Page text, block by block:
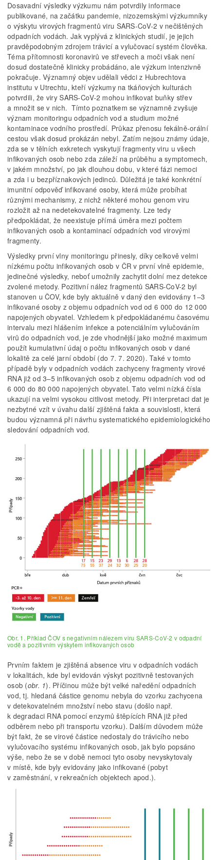
Dosavadní výsledky výzkumu nám potvrdily informace
publikované, na začátku pandemie, nizozemskými výzkumníky
o výskytu virových fragmentů viru SARS-CoV-2 v nečištěných
odpadních vodách. Jak vyplývá z klinických studií, je jejich
pravděpodobným zdrojem trávicí a vylučovací systém člověka.
Téma přítomnosti koronavirů ve střevech a moči však není
dosud dostatečně klinicky probádáno, ale výzkum intenzivně
pokračuje. Významný objev udělali vědci z Hubrechtova
institutu v Utrechtu, kteří výzkumy na tkáňových kulturách
potvrdili, že viry SARS-CoV-2 mohou infikovat buňky střev
a množit se v nich. Tímto poznatkem se významně zvyšuje
význam monitoringu odpadních vod a studium možné
kontaminace vodního prostředí. Průkaz přenosu fekálně-orální
cestou však dosud prokázán nebyl. Zatím nejsou známy údaje,
zda se v tělních exkretech vyskytují fragmenty viru u všech
infikovaných osob nebo zda záleží na průběhu a symptomech,
v jakém množství, po jak dlouhou dobu, v které fázi nemoci
a zda i u bezpříznakových jedinců. Důležitá je také konkrétní
imunitní odpověď infikované osoby, která může probíhat
různými mechanismy, z nichž některé mohou genom viru
rozložit až na nedetekovatelné fragmenty. Lze tedy
předpokládat, že neexistuje přímá úměra mezi počtem
infikovaných osob a kontaminací odpadních vod virovými
fragmenty.
Výsledky první vlny monitoringu přinesly, díky celkově velmi
nízkému počtu infikovaných osob v ČR v první vlně epidemie,
jedinečné výsledky, neboť umožnily zachytit dolní mez detekce
zvolené metody. Pozitivní nález fragmentů SARS-CoV-2 byl
stanoven u ČOV, kde byly aktuálně v daný den evidovány 1–3
infikované osoby z objemu odpadních vod od 6 000 do 12 000
napojených obyvatel. Vzhledem k předpokládanému časovému
intervalu mezi hlášením infekce a potenciálním vylučováním
virů do odpadních vod, je zde vhodnější jako možné maximum
použít kumulativní údaj o počtu infikovaných osob v dané
lokalitě za celé jarní období (do 7. 7. 2020). Také v tomto
případě byly v odpadních vodách zachyceny fragmenty virové
RNA již od 3–5 infikovaných osob z objemu odpadních vod od
6 000 do 80 000 napojených obyvatel. Tato velmi nízká čísla
ukazují na velmi vysokou citlivost metody. Při interpretaci dat je
nezbytné vzít v úvahu další zjištěná fakta a souvislosti, která
budou významná při návrhu systematického epidemiologického
sledování odpadních vod.
Obr. 1. Příklad ČOV s negativním nálezem viru SARS-CoV-2 v odpadní
vodě a pozitivním výskytem infikovaných osob
Prvním faktem je zjištěná absence viru v odpadních vodách
v lokalitách, kde byl evidován výskyt pozitivně testovaných
osob (obr. 1). Příčinou může být velké naředění odpadních
vod, tj. hledaná částice genomu nebyla do vzorku zachycena
v detekovatelném množství nebo stavu (došlo např.
k degradaci RNA pomocí enzymů štěpících RNA již před
odběrem nebo při transportu vzorku). Dalším důvodem může
být fakt, že se virové částice nedostaly do trávicího nebo
vylučovacího systému infikovaných osob, jak bylo popsáno
výše, nebo že se v době nemoci tyto osoby nevyskytovaly
v místě, kde byly evidovány jako infikované (pobyt
v zaměstnání, v rekreačních objektech apod.).